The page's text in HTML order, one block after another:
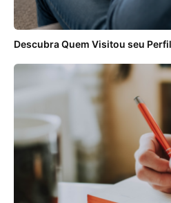
Descubra Quem Visitou seu